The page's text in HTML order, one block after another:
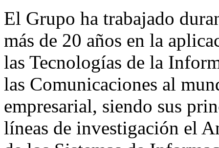
El Grupo ha trabajado
más de 20 años en la
las Tecnologías de la
las Comunicaciones al
empresarial, siendo sus
líneas de investigación el